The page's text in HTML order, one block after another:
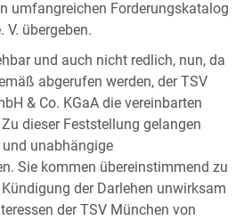
umfangreichen Forderungskatalog
V. übergeben.
und auch nicht redlich, nun, da
abgerufen werden, der TSV
& Co. KGaA die vereinbarten
dieser Feststellung gelangen
unabhängige
Sie kommen übereinstimmend zu
der Darlehen unwirksam
der TSV München von